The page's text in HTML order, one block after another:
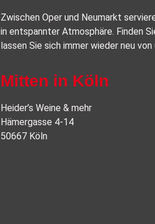
Zwischen Oper und Neumarkt
in entspannter Atmosphäre. Finden
lassen Sie sich immer wieder neu von
Mitten in Köln
Heider’s Weine & mehr
Hämergasse 4-14
50667 Köln